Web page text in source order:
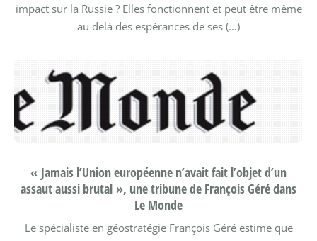
impact sur la Russie ? Elles fonctionnent et peut être même
au delà des espérances de ses (…)
« Jamais l’Union européenne n’avait fait l’objet d’un
assaut aussi brutal », une tribune de François Géré dans
Le Monde
Le spécialiste en géostratégie François Géré estime que